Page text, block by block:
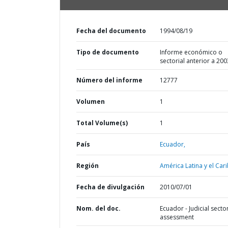
Fecha del documento 1994/08/19
Tipo de documento
Informe económico o
sectorial anterior a
Número del informe 12777
Volumen 1
Total Volume(s) 1
País Ecuador,
Región América Latina y el
Fecha de divulgación 2010/07/01
Nom. del doc.
Ecuador - Judicial
assessment